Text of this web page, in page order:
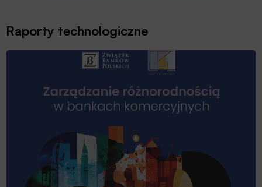
Raporty technologiczne